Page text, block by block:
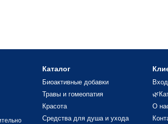
Каталог
Биоактивные добавки
Травы и гомеопатия
Красота
Средства для душа и ухода
О